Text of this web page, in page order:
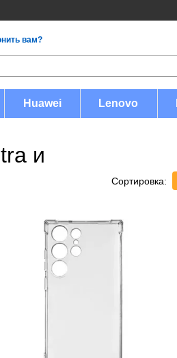
вам?
Huawei Lenovo
и
Сортировка: